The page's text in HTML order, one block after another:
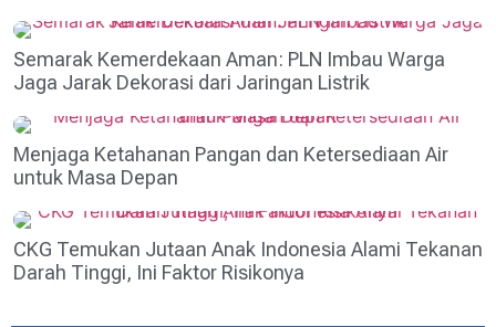
Semarak Kemerdekaan Aman: PLN Imbau Warga
Jaga Jarak Dekorasi dari Jaringan Listrik
Menjaga Ketahanan Pangan dan Ketersediaan Air
untuk Masa Depan
CKG Temukan Jutaan Anak Indonesia Alami Tekanan
Darah Tinggi, Ini Faktor Risikonya